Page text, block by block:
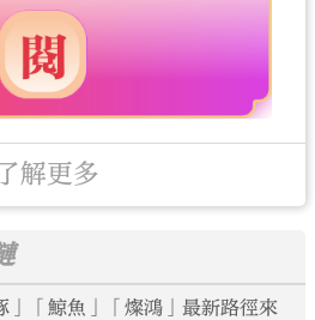
解更多
」「鯨魚」「燦鴻」最新路徑來